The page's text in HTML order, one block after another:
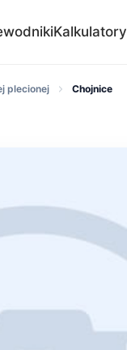
Kalkulatory
plecionej Chojnice